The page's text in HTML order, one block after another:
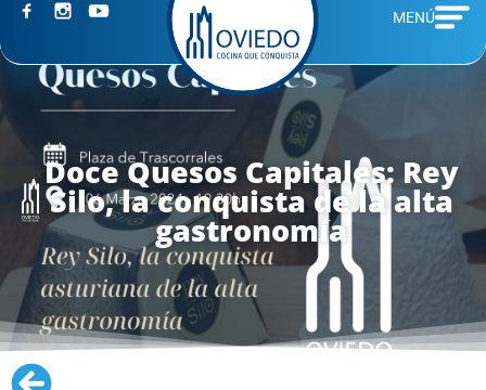
MENÚ
Doce Quesos Capitales: Rey
Silo, la conquista de la alta
gastronomía